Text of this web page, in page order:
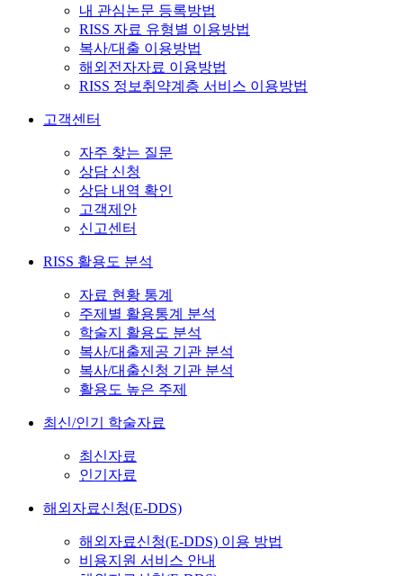
내 관심논문 등록방법
RISS 자료 유형별 이용방법
복사/대출 이용방법
해외전자자료 이용방법
RISS 정보취약계층 서비스 이용방법
고객센터
자주 찾는 질문
상담 신청
상담 내역 확인
고객제안
신고센터
RISS 활용도 분석
자료 현황 통계
주제별 활용통계 분석
학술지 활용도 분석
복사/대출제공 기관 분석
복사/대출신청 기관 분석
활용도 높은 주제
최신/인기 학술자료
최신자료
인기자료
해외자료신청(E-DDS)
해외자료신청(E-DDS) 이용 방법
비용지원 서비스 안내